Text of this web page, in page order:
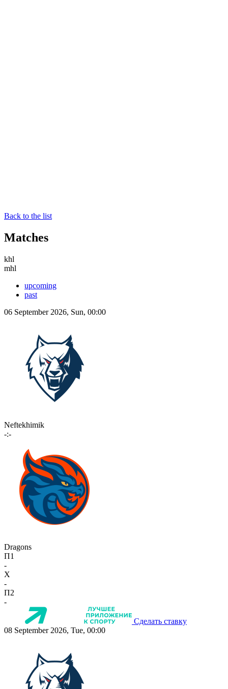
Back to the list
Matches
khl
mhl
upcoming
past
06 September 2026, Sun, 00:00
Neftekhimik
-:-
Dragons
П1
-
X
-
П2
-
Сделать ставку
08 September 2026, Tue, 00:00